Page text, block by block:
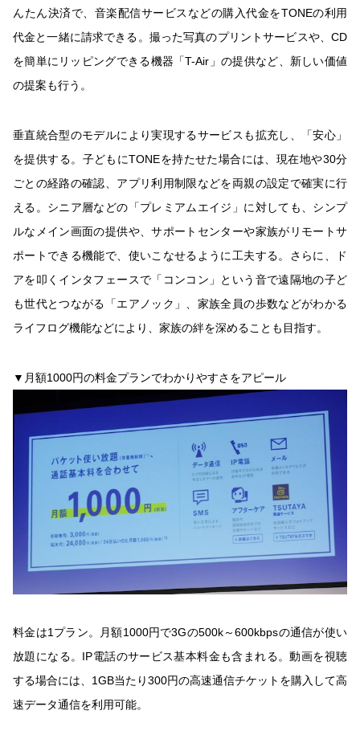
んたん決済で、音楽配信サービスなどの購入代金をTONEの利用
代金と一緒に請求できる。撮った写真のプリントサービスや、CD
を簡単にリッピングできる機器「T-Air」の提供など、新しい価値
の提案も行う。
垂直統合型のモデルにより実現するサービスも拡充し、「安心」
を提供する。子どもにTONEを持たせた場合には、現在地や30分
ごとの経路の確認、アプリ利用制限などを両親の設定で確実に行
える。シニア層などの「プレミアムエイジ」に対しても、シンプ
ルなメイン画面の提供や、サポートセンターや家族がリモートサ
ポートできる機能で、使いこなせるように工夫する。さらに、ド
アを叩くインタフェースで「コンコン」という音で遠隔地の子ど
も世代とつながる「エアノック」、家族全員の歩数などがわかる
ライフログ機能などにより、家族の絆を深めることも目指す。
▼月額1000円の料金プランでわかりやすさをアピール
料金は1プラン。月額1000円で3Gの500k～600kbpsの通信が使い
放題になる。IP電話のサービス基本料金も含まれる。動画を視聴
する場合には、1GB当たり300円の高速通信チケットを購入して高
速データ通信を利用可能。